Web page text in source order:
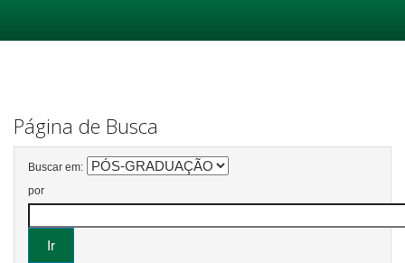
Página de Busca
Buscar em:
por